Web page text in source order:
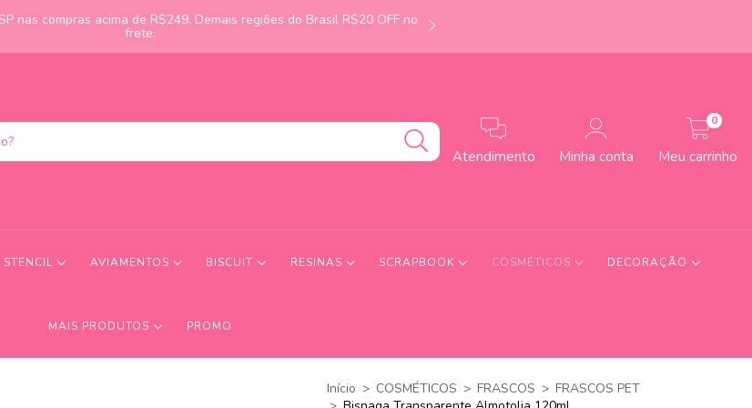
nas compras acima de R$249. Demais regiões do Brasil R$20 OFF no
frete.
Atendimento Minha conta Meu carrinho
0
STENCIL AVIAMENTOS BISCUIT RESINAS SCRAPBOOK COSMÉTICOS DECORAÇÃO
MAIS PRODUTOS PROMO
Início > COSMÉTICOS > FRASCOS > FRASCOS PET